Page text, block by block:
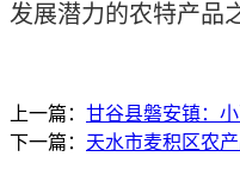
发展潜力的农特产品
上一篇： 甘谷县磐安镇：
下一篇： 天水市麦积区农